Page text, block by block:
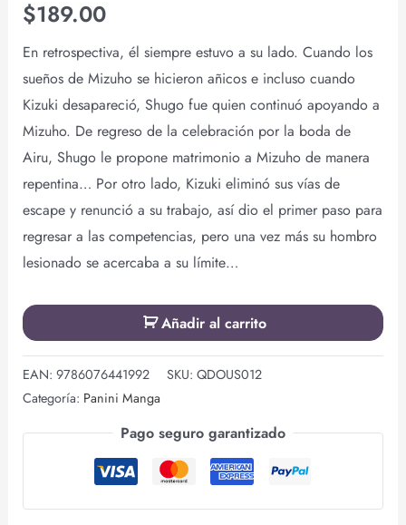
$189.00
En retrospectiva, él siempre estuvo a su lado. Cuando los
sueños de Mizuho se hicieron añicos e incluso cuando
Kizuki desapareció, Shugo fue quien continuó apoyando a
Mizuho. De regreso de la celebración por la boda de
Airu, Shugo le propone matrimonio a Mizuho de manera
repentina… Por otro lado, Kizuki eliminó sus vías de
escape y renunció a su trabajo, así dio el primer paso para
regresar a las competencias, pero una vez más su hombro
lesionado se acercaba a su límite…
Añadir al carrito
EAN: 9786076441992 SKU: QDOUS012
Categoría: Panini Manga
Pago seguro garantizado